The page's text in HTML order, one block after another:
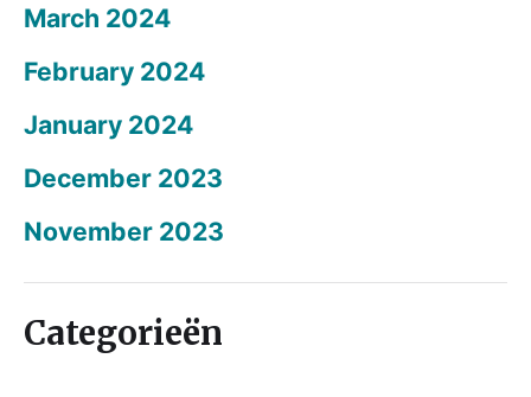
March 2024
February 2024
January 2024
December 2023
November 2023
Categorieën